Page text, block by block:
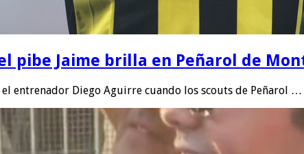
pibe Jaime brilla en Peñarol de
el entrenador Diego Aguirre cuando los scouts de Peñarol …